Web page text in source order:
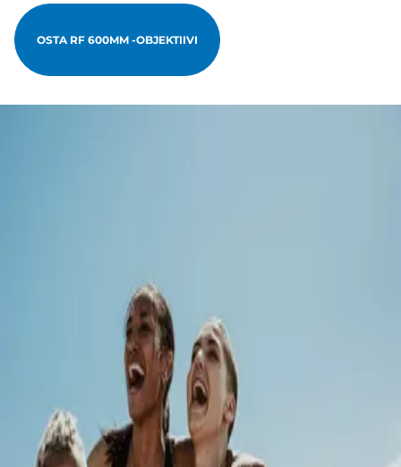
OSTA RF 600MM -OBJEKTIIVI